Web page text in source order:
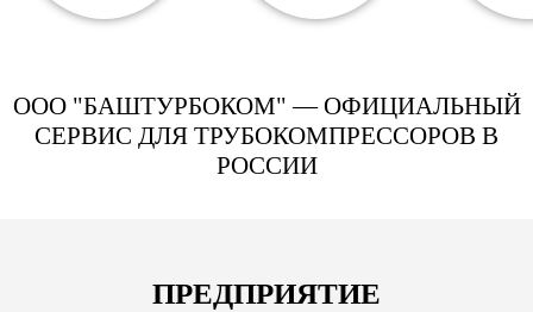
ООО "БАШТУРБОКОМ" — ОФИЦИАЛЬНЫЙ
СЕРВИС ДЛЯ ТРУБОКОМПРЕССОРОВ В
РОССИИ
ПРЕДПРИЯТИЕ